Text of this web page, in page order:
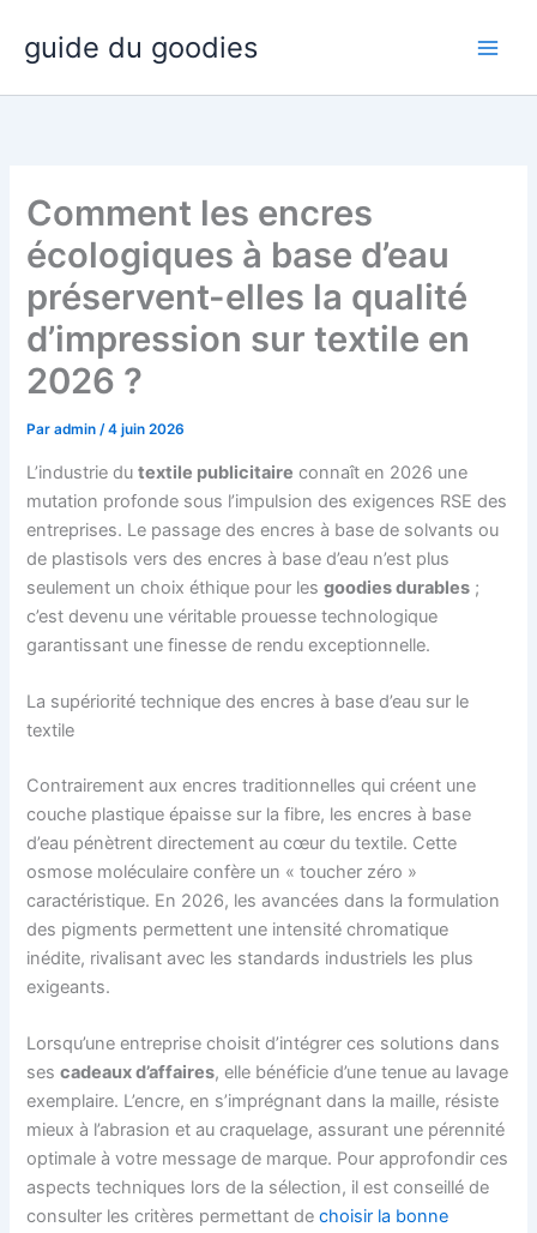
contenu
guide du goodies
Comment les encres
écologiques à base d’eau
préservent-elles la qualité
d’impression sur textile en
2026 ?
Paradmin/4 juin 2026
L’industrie dutextile publicitaire connaît en 2026 une
mutation profonde sous l’impulsion des exigences RSE des
entreprises. Le passage des encres à base de solvants ou
de plastisols vers des encres à base d’eau n’est plus
seulement un choix éthique pour lesgoodies durables ;
c’est devenu une véritable prouesse technologique
garantissant une finesse de rendu exceptionnelle.
La supériorité technique des encres à base d’eau sur le
textile
Contrairement aux encres traditionnelles qui créent une
couche plastique épaisse sur la fibre, les encres à base
d’eau pénètrent directement au cœur du textile. Cette
osmose moléculaire confère un « toucher zéro »
caractéristique. En 2026, les avancées dans la formulation
des pigments permettent une intensité chromatique
inédite, rivalisant avec les standards industriels les plus
exigeants.
Lorsqu’une entreprise choisit d’intégrer ces solutions dans
sescadeaux d’affaires, elle bénéficie d’une tenue au lavage
exemplaire. L’encre, en s’imprégnant dans la maille, résiste
mieux à l’abrasion et au craquelage, assurant une pérennité
optimale à votre message de marque. Pour approfondir ces
aspects techniques lors de la sélection, il est conseillé de
consulter les critères permettant dechoisir la bonne